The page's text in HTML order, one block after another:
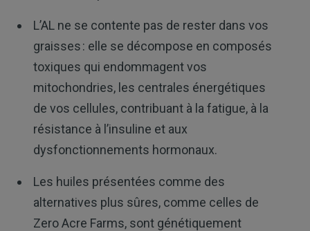
L’AL ne se contente pas de rester dans vos
graisses : elle se décompose en composés
toxiques qui endommagent vos
mitochondries, les centrales énergétiques
de vos cellules, contribuant à la fatigue, à la
résistance à l’insuline et aux
dysfonctionnements hormonaux.
Les huiles présentées comme des
alternatives plus sûres, comme celles de
Zero Acre Farms, sont génétiquement